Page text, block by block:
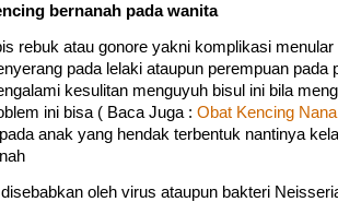
bernanah pada wanita
rebuk atau gonore yakni komplikasi
pada lelaki ataupun perempuan pada
kesulitan menguyuh bisul ini bila
ini bisa ( Baca Juga : Obat Kencing
anak yang hendak terbentuk nantinya
oleh virus ataupun bakteri